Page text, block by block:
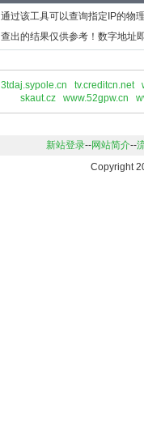
通过该工具可以查询指定IP的物
查出的结果仅供参考！数字地址
3tdaj.sypole.cn tv.creditcn.net
skaut.cz
www.52gpw.cn
新站登录--网站简介--
Copyright